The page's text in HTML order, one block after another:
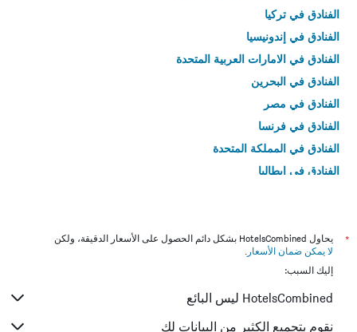
الفنادق في تركيا
الفنادق في إندونيسيا
الفنادق في الامارات العربية المتحدة
الفنادق في البحرين
الفنادق في مصر
الفنادق في فرنسا
الفنادق في المملكة المتحدة
الفنادق في إيطاليا
*
يحاول HotelsCombined بشكل دائم الحصول على الأسعار الدقيقة، ولكن
لا يمكن ضمان الأسعار .
إليك السبب:
HotelsCombined ليس البائع
نقوم بتجميع الكثير من البيانات لك